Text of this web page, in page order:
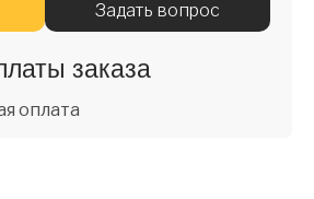
Задать вопрос
заказа
оплата